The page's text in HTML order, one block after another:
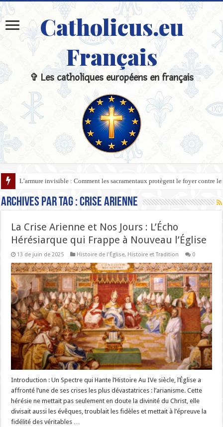
Catholicus.eu
Français
✞ Les catholiques européens en français
L’armure invisible : Comment les sacramentaux protègent le foyer contre
Archives par tag :Crise Arienne
La Crise Arienne et Nos Jours : L’Écho
Hérésiarque qui Frappe à Nouveau l’Église
13 de juin de 2025 Histoire de l'Église, Histoire et Tradition 0
Introduction : Un Spectre qui Hante l’Histoire Au IVe siècle, l’Église a
affronté l’une de ses crises les plus dévastatrices : l’arianisme. Cette
hérésie ne mettait pas seulement en doute la divinité du Christ, elle
divisait aussi les évêques, troublait les fidèles et mettait à l’épreuve la
fidélité des véritables …